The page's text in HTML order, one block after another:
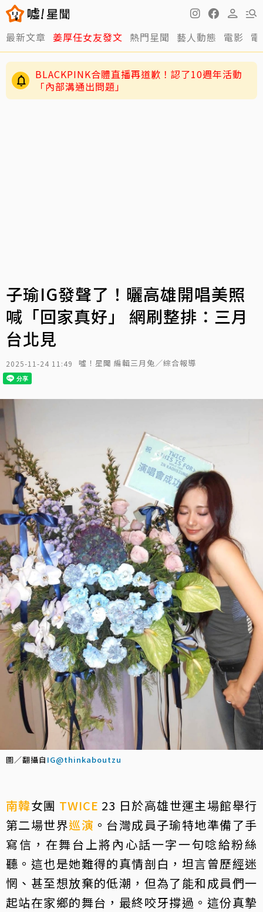
最新文章 姜厚任女友發文 熱門星聞 藝人動態 電影
BLACKPINK合體直播再道歉！認了10週年活動
「內部溝通出問題」
子瑜IG發聲了！曬高雄開唱美照
喊「回家真好」 網刷整排：三月
台北見
2025-11-24 11:49 噓！星聞 編輯三月兔／綜合報導
圖／翻攝自 IG@thinkaboutzu
南韓女團 TWICE 23 日於高雄世運主場館舉行
第二場世界巡演 。台灣成員子瑜特地準備了手
寫信，在舞台上將內心話一字一句唸給粉絲
聽。這也是她難得的真情剖白，坦言曾歷經迷
惘、甚至想放棄的低潮，但為了能和成員們一
起站在家鄉的舞台，最終咬牙撐過。這份真摯